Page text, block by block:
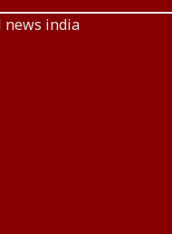
news india